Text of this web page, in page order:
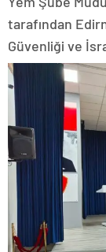
tarafından
Güvenliği ve